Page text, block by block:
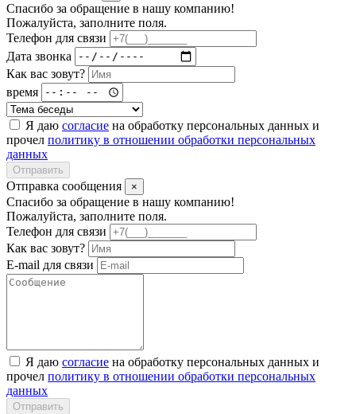
Спасибо за обращение в нашу компанию!
Пожалуйста, заполните поля.
Телефон для связи
Дата звонка
Как вас зовут?
время
Я даю согласие на обработку персональных данных и
прочел политику в отношении обработки персональных
данных
Отправить
Отправка сообщения ×
Спасибо за обращение в нашу компанию!
Пожалуйста, заполните поля.
Телефон для связи
Как вас зовут?
E-mail для связи
Я даю согласие на обработку персональных данных и
прочел политику в отношении обработки персональных
данных
Отправить